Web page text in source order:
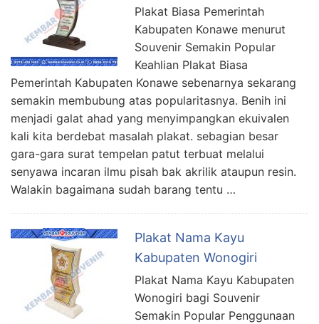
Plakat Biasa Pemerintah
Kabupaten Konawe menurut
Souvenir Semakin Popular
Keahlian Plakat Biasa
Pemerintah Kabupaten Konawe sebenarnya sekarang
semakin membubung atas popularitasnya. Benih ini
menjadi galat ahad yang menyimpangkan ekuivalen
kali kita berdebat masalah plakat. sebagian besar
gara-gara surat tempelan patut terbuat melalui
senyawa incaran ilmu pisah bak akrilik ataupun resin.
Walakin bagaimana sudah barang tentu …
Plakat Nama Kayu
Kabupaten Wonogiri
Plakat Nama Kayu Kabupaten
Wonogiri bagi Souvenir
Semakin Popular Penggunaan